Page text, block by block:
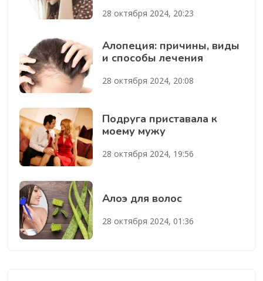
28 октября 2024, 20:23
Алопеция: причины, виды
и способы лечения
28 октября 2024, 20:08
Подруга приставала к
моему мужу
28 октября 2024, 19:56
Алоэ для волос
28 октября 2024, 01:36